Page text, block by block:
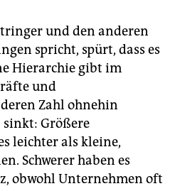
und den anderen
spricht, spürt, dass es
Hierarchie gibt im
und
Zahl ohnehin
Größere
leichter als kleine,
Schwerer haben es
obwohl Unternehmen oft